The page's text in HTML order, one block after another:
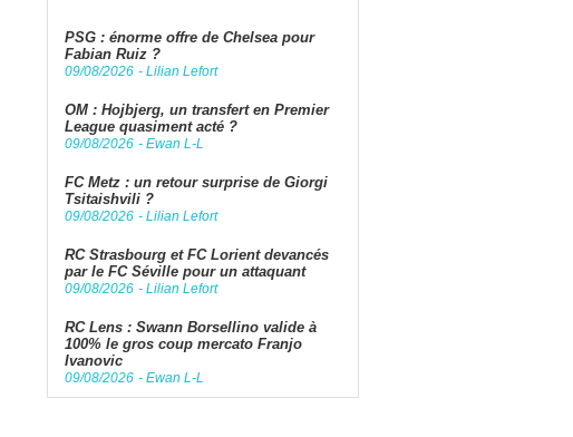
PSG : énorme offre de Chelsea pour
Fabian Ruiz ?
09/08/2026 - Lilian Lefort
OM : Hojbjerg, un transfert en Premier
League quasiment acté ?
09/08/2026 - Ewan L-L
FC Metz : un retour surprise de Giorgi
Tsitaishvili ?
09/08/2026 - Lilian Lefort
RC Strasbourg et FC Lorient devancés
par le FC Séville pour un attaquant
09/08/2026 - Lilian Lefort
RC Lens : Swann Borsellino valide à
100% le gros coup mercato Franjo
Ivanovic
09/08/2026 - Ewan L-L